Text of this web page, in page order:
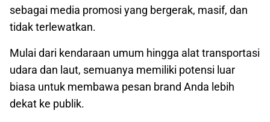
sebagai media promosi yang bergerak, masif, dan
tidak terlewatkan.
Mulai dari kendaraan umum hingga alat transportasi
udara dan laut, semuanya memiliki potensi luar
biasa untuk membawa pesan brand Anda lebih
dekat ke publik.